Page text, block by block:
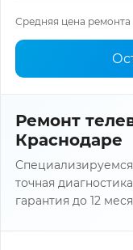
Средняя цена ремонта
Ремонт
Краснодаре
точная
гарантия до 12